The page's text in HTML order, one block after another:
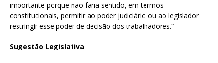
importante porque não faria sentido, em termos
constitucionais, permitir ao poder judiciário ou ao legislador
restringir esse poder de decisão dos trabalhadores.”
Sugestão Legislativa